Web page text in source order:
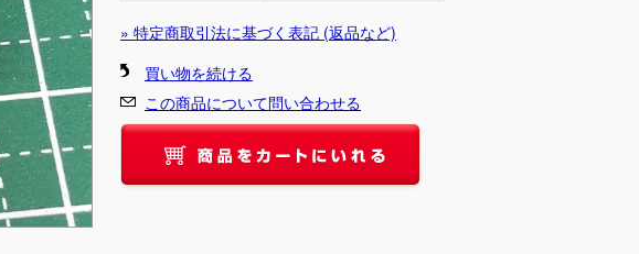
» 特定商取引法に基づく表記 (返品など)
買い物を続ける
この商品について問い合わせる